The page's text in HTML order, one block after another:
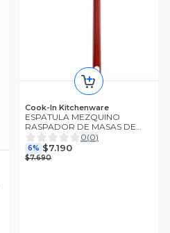
Cook-In Kitchenware
ESPATULA MEZQUINO
RASPADOR DE MASAS DE
SILICONA PROFESIONAL
42CM
0(0)
6% $7.190
$7.690